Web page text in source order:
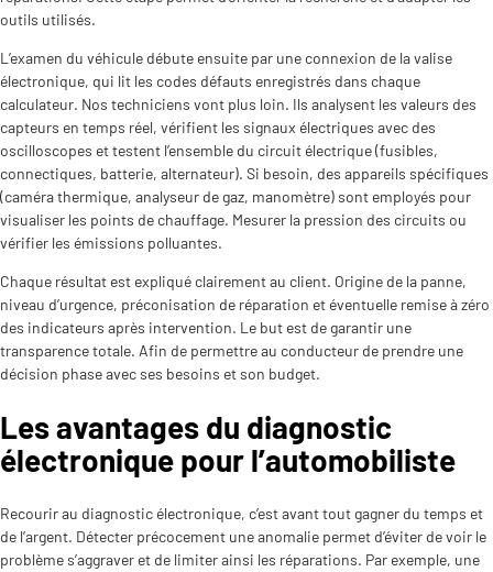
outils utilisés.
L’examen du véhicule débute ensuite par une connexion de la valise
électronique, qui lit les codes défauts enregistrés dans chaque
calculateur. Nos techniciens vont plus loin. Ils analysent les valeurs des
capteurs en temps réel, vérifient les signaux électriques avec des
oscilloscopes et testent l’ensemble du circuit électrique (fusibles,
connectiques, batterie, alternateur). Si besoin, des appareils spécifiques
(caméra thermique, analyseur de gaz, manomètre) sont employés pour
visualiser les points de chauffage. Mesurer la pression des circuits ou
vérifier les émissions polluantes.
Chaque résultat est expliqué clairement au client. Origine de la panne,
niveau d’urgence, préconisation de réparation et éventuelle remise à zéro
des indicateurs après intervention. Le but est de garantir une
transparence totale. Afin de permettre au conducteur de prendre une
décision phase avec ses besoins et son budget.
Les avantages du diagnostic
électronique pour l’automobiliste
Recourir au diagnostic électronique, c’est avant tout gagner du temps et
de l’argent. Détecter précocement une anomalie permet d’éviter de voir le
problème s’aggraver et de limiter ainsi les réparations. Par exemple, une